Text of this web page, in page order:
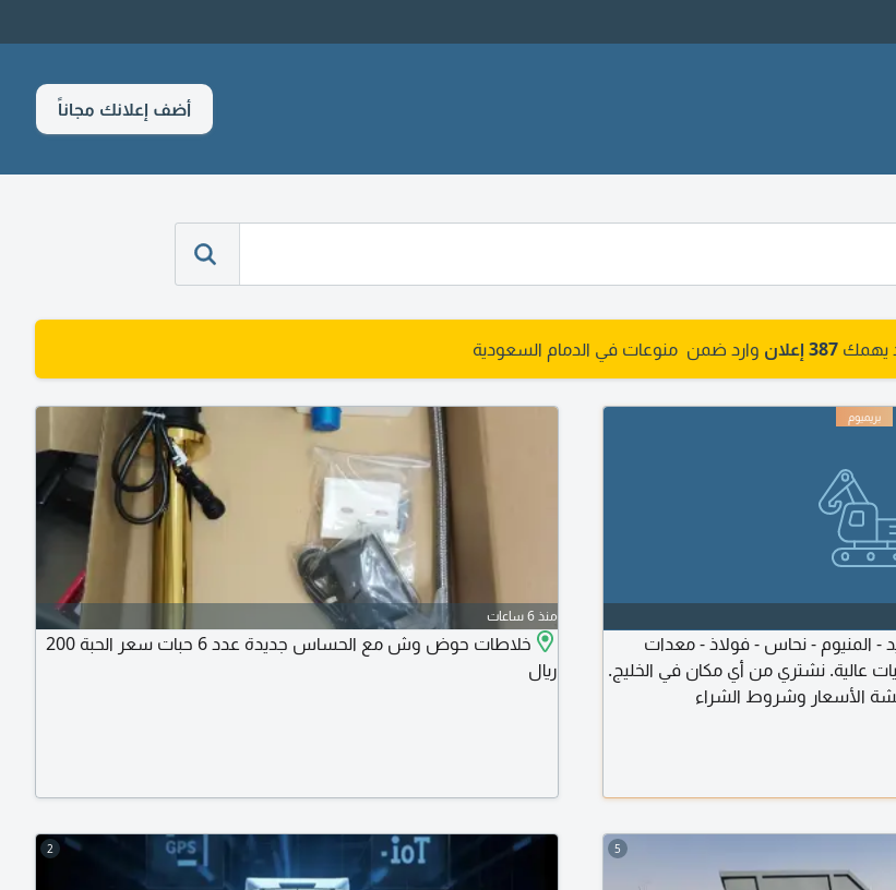
أضف إعلانك مجاناً
يهمك 387 إعلان وارد ضمن منوعات في الدمام السعودية
- المنيوم - نحاس - فولاذ - معدات
عالية. نشتري من أي مكان في الخليج.
الأسعار وشروط الشراء
منذ 6 ساعات
خلاطات حوض وش مع الحساس جديدة عدد 6 حبات سعر الحبة 200
ريال
5
2